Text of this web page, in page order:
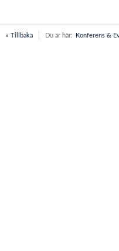
« Tillbaka Du är här: Konferens &